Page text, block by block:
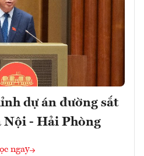
dự án đường sắt
Nội - Hải Phòng
ngay